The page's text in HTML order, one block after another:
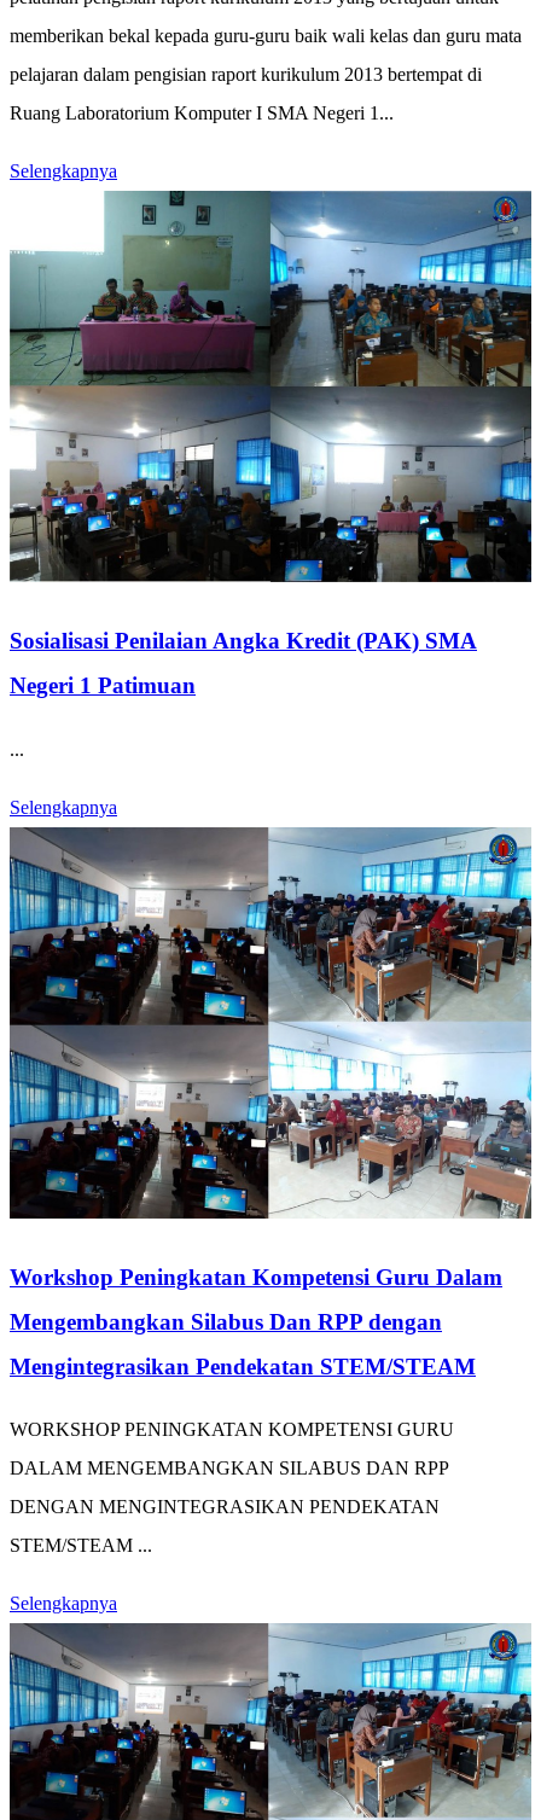
memberikan bekal kepada guru-guru baik wali kelas dan guru mata
pelajaran dalam pengisian raport kurikulum 2013 bertempat di
Ruang Laboratorium Komputer I SMA Negeri 1...
Selengkapnya
Sosialisasi Penilaian Angka Kredit (PAK) SMA
Negeri 1 Patimuan
...
Selengkapnya
Workshop Peningkatan Kompetensi Guru Dalam
Mengembangkan Silabus Dan RPP dengan
Mengintegrasikan Pendekatan STEM/STEAM
WORKSHOP PENINGKATAN KOMPETENSI GURU
DALAM MENGEMBANGKAN SILABUS DAN RPP
DENGAN MENGINTEGRASIKAN PENDEKATAN
STEM/STEAM ...
Selengkapnya